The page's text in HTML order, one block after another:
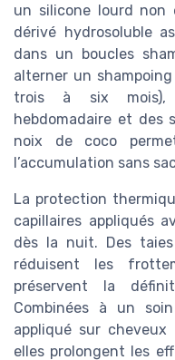
un silicone lourd non
dérivé hydrosoluble
dans un boucles
alterner un
trois à six mois),
hebdomadaire et des
noix de coco
l’accumulation sans
La protection
capillaires appliqués
dès la nuit. Des
réduisent les
préservent la
Combinées à un
appliqué sur
elles prolongent les